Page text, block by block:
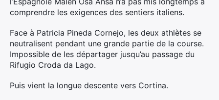
comprendre les exigences des sentiers italiens.
Face à Patricia Pineda Cornejo, les deux athlètes se
neutralisent pendant une grande partie de la course.
Impossible de les départager jusqu’au passage du
Rifugio Croda da Lago.
Puis vient la longue descente vers Cortina.